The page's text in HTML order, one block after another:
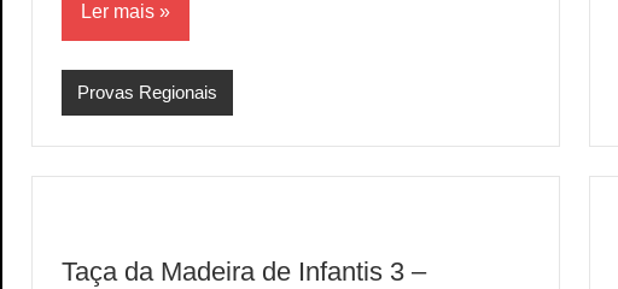
Ler mais
Provas Regionais
Taça da Madeira de Infantis 3 –